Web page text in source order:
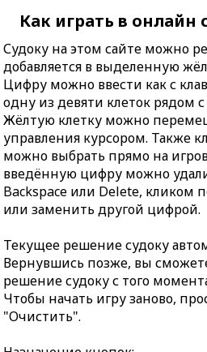
Как играть в онлайн
Судоку на этом сайте можно
добавляется в выделенную
Цифру можно ввести как с
одну из девяти клеток рядом
Жёлтую клетку можно
управления курсором. Также
можно выбрать прямо на
введённую цифру можно
Backspace или Delete, кликом
или заменить другой цифрой.
Текущее решение судоку
Вернувшись позже, вы
решение судоку с того
Чтобы начать игру заново,
"Очистить".